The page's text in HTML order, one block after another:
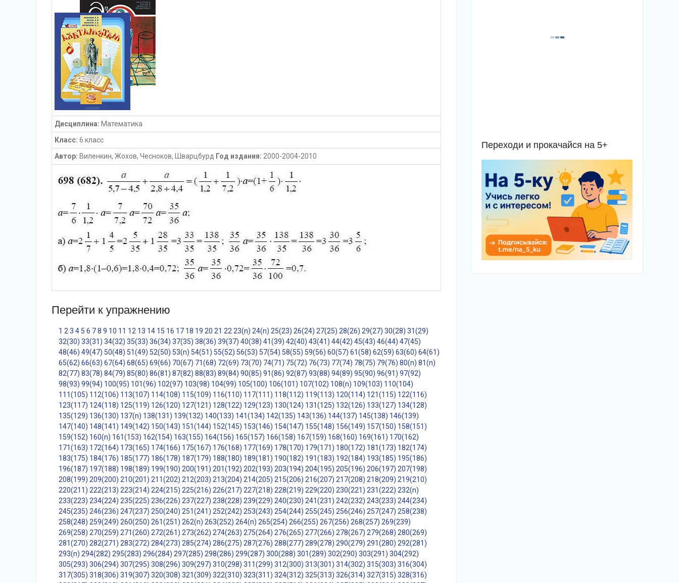
Дисциплина: Математика
Класс: 6 класс
Автор: Виленкин, Жохов, Чесноков, Шварцбурд Год издания: 2000-2004-2010
Перейти к упражнению
1 2 3 4 5 6 78 9 10 11 12 13 14 15 16 17 18 19 20 21 22 23(n) 24(n) 25(23) 26(24) 27(25) 28(26) 29(27) 30(28) 31(29)
32(30) 33(31) 34(32) 35(33) 36(34) 37(35) 38(36) 39(37) 40(38) 41(39) 42(40) 43(41) 44(42) 45(43) 46(44) 47(45)
48(46) 49(47) 50(48) 51(49) 52(50) 53(n) 54(51) 55(52) 56(53) 57(54) 58(55) 59(56) 60(57) 61(58) 62(59) 63(60) 64(61)
65(62) 66(63) 67(64) 68(65) 69(66) 70(67) 71(68) 72(69) 73(70) 74(71) 75(72) 76(73) 77(74) 78(75) 79(76) 80(n) 81(n)
82(77) 83(78) 84(79) 85(80) 86(81) 87(82) 88(83) 89(84) 90(85) 91(86) 92(87) 93(88) 94(89) 95(90) 96(91) 97(92)
98(93) 99(94) 100(95) 101(96) 102(97) 103(98) 104(99) 105(100) 106(101) 107(102) 108(n) 109(103) 110(104)
111(105) 112(106) 113(107) 114(108) 115(109) 116(110) 117(111) 118(112) 119(113) 120(114) 121(115) 122(116)
123(117) 124(118) 125(119) 126(120) 127(121) 128(122) 129(123) 130(124) 131(125) 132(126) 133(127) 134(128)
135(129) 136(130) 137(n) 138(131) 139(132) 140(133) 141(134) 142(135) 143(136) 144(137) 145(138) 146(139)
147(140) 148(141) 149(142) 150(143) 151(144) 152(145) 153(146) 154(147) 155(148) 156(149) 157(150) 158(151)
159(152) 160(n) 161(153) 162(154) 163(155) 164(156) 165(157) 166(158) 167(159) 168(160) 169(161) 170(162)
171(163) 172(164) 173(165) 174(166) 175(167) 176(168) 177(169) 178(170) 179(171) 180(172) 181(173) 182(174)
183(175) 184(176) 185(177) 186(178) 187(179) 188(180) 189(181) 190(182) 191(183) 192(184) 193(185) 195(186)
196(187) 197(188) 198(189) 199(190) 200(191) 201(192) 202(193) 203(194) 204(195) 205(196) 206(197) 207(198)
208(199) 209(200) 210(201) 211(202) 212(203) 213(204) 214(205) 215(206) 216(207) 217(208) 218(209) 219(210)
220(211) 222(213) 223(214) 224(215) 225(216) 226(217) 227(218) 228(219) 229(220) 230(221) 231(222) 232(n)
233(223) 234(224) 235(225) 236(226) 237(227) 238(228) 239(229) 240(230) 241(231) 242(232) 243(233) 244(234)
245(235) 246(236) 247(237) 250(240) 251(241) 252(242) 253(243) 254(244) 255(245) 256(246) 257(247) 258(238)
258(248) 259(249) 260(250) 261(251) 262(n) 263(252) 264(n) 265(254) 266(255) 267(256) 268(257) 269(239)
269(258) 270(259) 271(260) 272(261) 273(262) 274(263) 275(264) 276(265) 277(266) 278(267) 279(268) 280(269)
281(270) 282(271) 283(272) 284(273) 285(274) 286(275) 287(276) 288(277) 289(278) 290(279) 291(280) 292(281)
293(n) 294(282) 295(283) 296(284) 297(285) 298(286) 299(287) 300(288) 301(289) 302(290) 303(291) 304(292)
305(293) 306(294) 307(295) 308(296) 309(297) 310(298) 311(299) 312(300) 313(301) 314(302) 315(303) 316(304)
317(305) 318(306) 319(307) 320(308) 321(309) 322(310) 323(311) 324(312) 325(313) 326(314) 327(315) 328(316)
Переходи и прокачайся на 5+